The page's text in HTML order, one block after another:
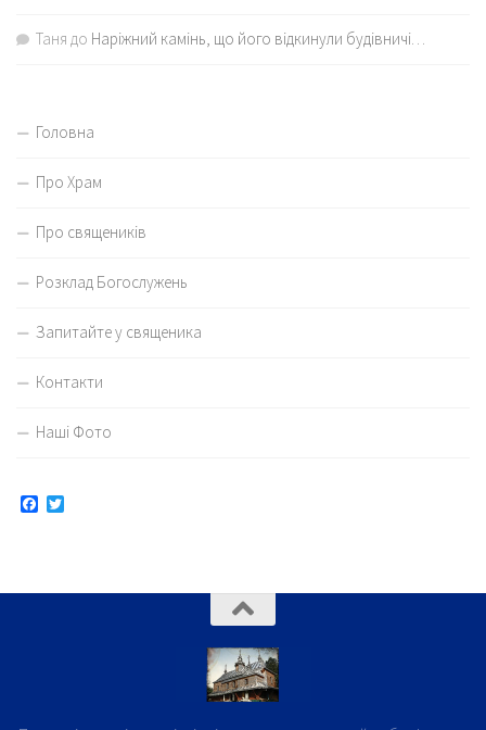
Таня до Наріжний камінь, що його відкинули будівничі…
Головна
Про Храм
Про священиків
Розклад Богослужень
Запитайте у священика
Контакти
Наші Фото
Facebook